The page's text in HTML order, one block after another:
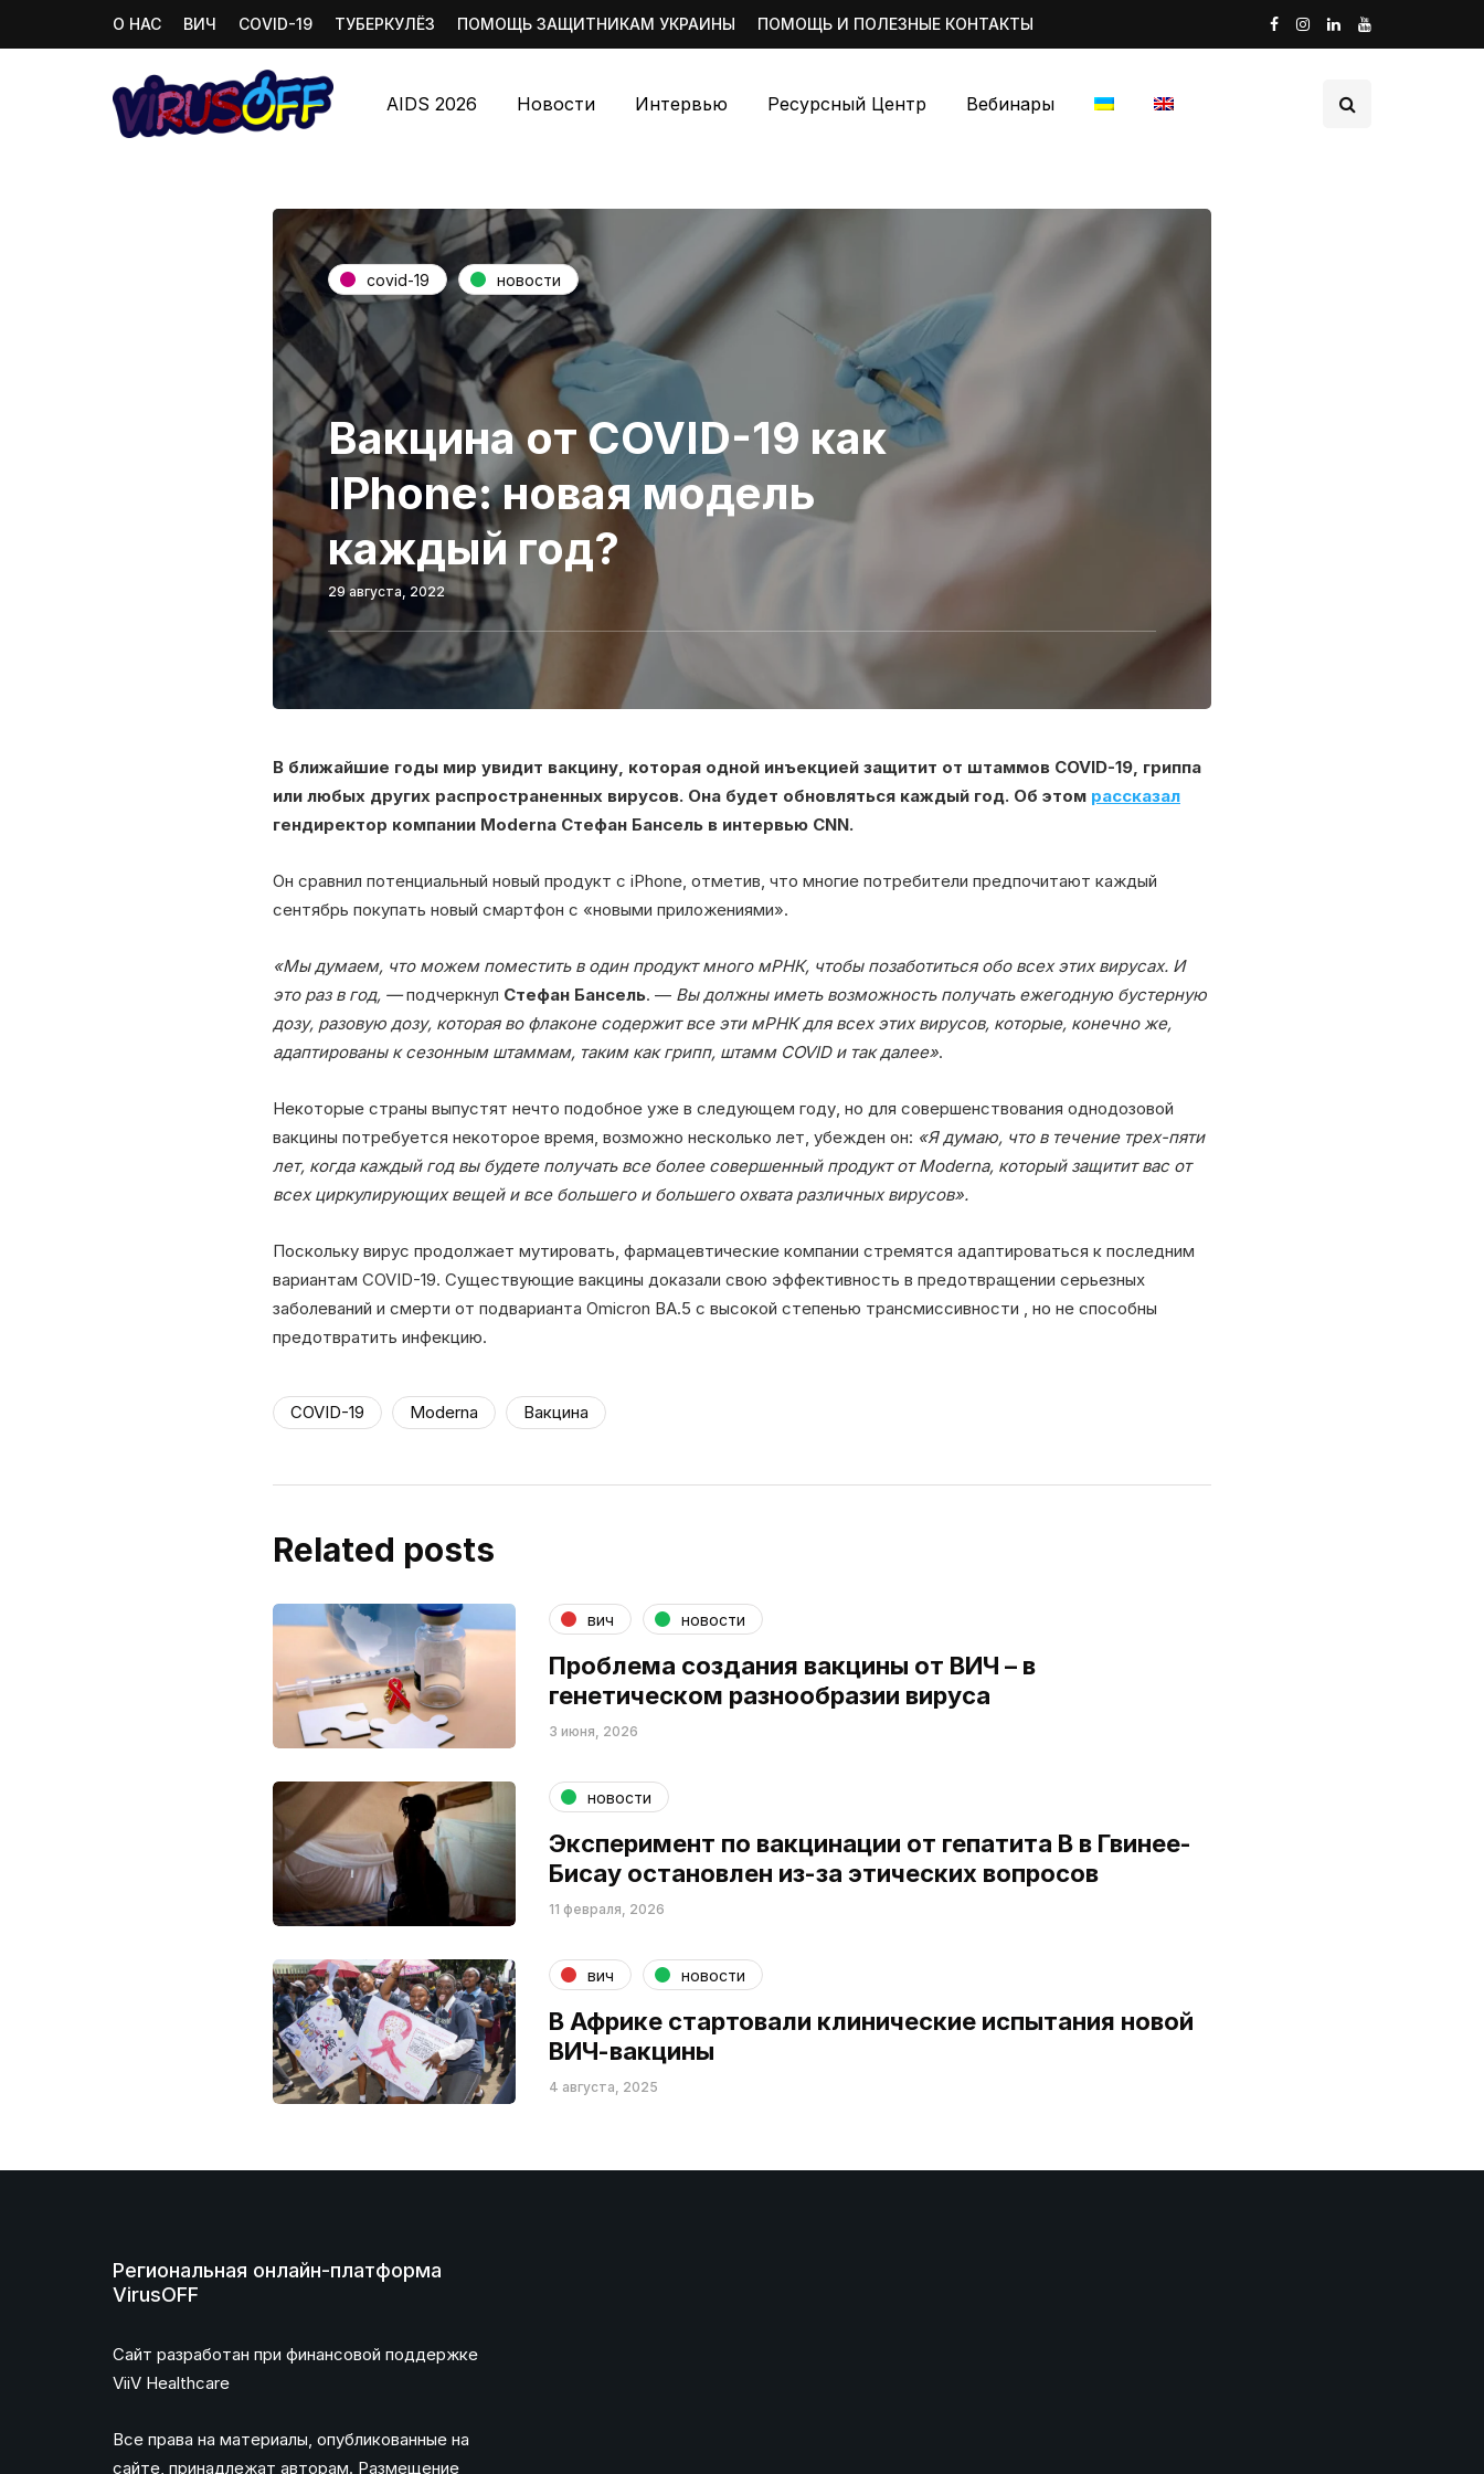
О НАС ВИЧ COVID-19 ТУБЕРКУЛЁЗ ПОМОЩЬ ЗАЩИТНИКАМ УКРАИНЫ ПОМОЩЬ И ПОЛЕЗНЫЕ КОНТАКТЫ
AIDS 2026 Новости Интервью Ресурсный Центр Вебинары
covid-19 новости
Вакцина от COVID-19 как
IPhone: новая модель
каждый год?
29 августа, 2022
В ближайшие годы мир увидит вакцину, которая одной инъекцией защитит от штаммов COVID-19, гриппа
или любых других распространенных вирусов. Она будет обновляться каждый год. Об этом рассказал
гендиректор компании Moderna Стефан Бансель в интервью CNN.
Он сравнил потенциальный новый продукт с iPhone, отметив, что многие потребители предпочитают каждый
сентябрь покупать новый смартфон с «новыми приложениями».
«Мы думаем, что можем поместить в один продукт много мРНК, чтобы позаботиться обо всех этих вирусах. И
это раз в год, —подчеркнул Стефан Бансель. — Вы должны иметь возможность получать ежегодную бустерную
дозу, разовую дозу, которая во флаконе содержит все эти мРНК для всех этих вирусов, которые, конечно же,
адаптированы к сезонным штаммам, таким как грипп, штамм COVID и так далее».
Некоторые страны выпустят нечто подобное уже в следующем году, но для совершенствования однодозовой
вакцины потребуется некоторое время, возможно несколько лет, убежден он: «Я думаю, что в течение трех-пяти
лет, когда каждый год вы будете получать все более совершенный продукт от Moderna, который защитит вас от
всех циркулирующих вещей и все большего и большего охвата различных вирусов».
Поскольку вирус продолжает мутировать, фармацевтические компании стремятся адаптироваться к последним
вариантам COVID-19. Существующие вакцины доказали свою эффективность в предотвращении серьезных
заболеваний и смерти от подварианта Omicron BA.5 с высокой степенью трансмиссивности , но не способны
предотвратить инфекцию.
COVID-19 Moderna Вакцина
Related posts
вич новости
Проблема создания вакцины от ВИЧ – в
генетическом разнообразии вируса
3 июня, 2026
новости
Эксперимент по вакцинации от гепатита В в Гвинее-
Бисау остановлен из-за этических вопросов
11 февраля, 2026
вич новости
В Африке стартовали клинические испытания новой
ВИЧ-вакцины
4 августа, 2025
Региональная онлайн-платформа
VirusOFF
Сайт разработан при финансовой поддержке
ViiV Healthcare
Все права на материалы, опубликованные на
сайте, принадлежат авторам. Размещение